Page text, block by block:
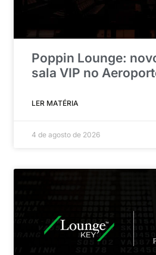
Poppin Lounge:
sala VIP no
LER MATÉRIA
4 de agosto de 2026